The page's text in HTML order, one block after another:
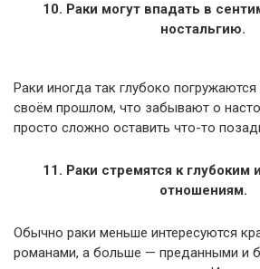
10. Раки могут впадать в
ностальгию.
Раки иногда так глубоко
своём прошлом, что забывают о
просто сложно оставить что-то
11. Раки стремятся к
отношениям.
Обычно раки меньше интересуются
романами, а больше — преданными и